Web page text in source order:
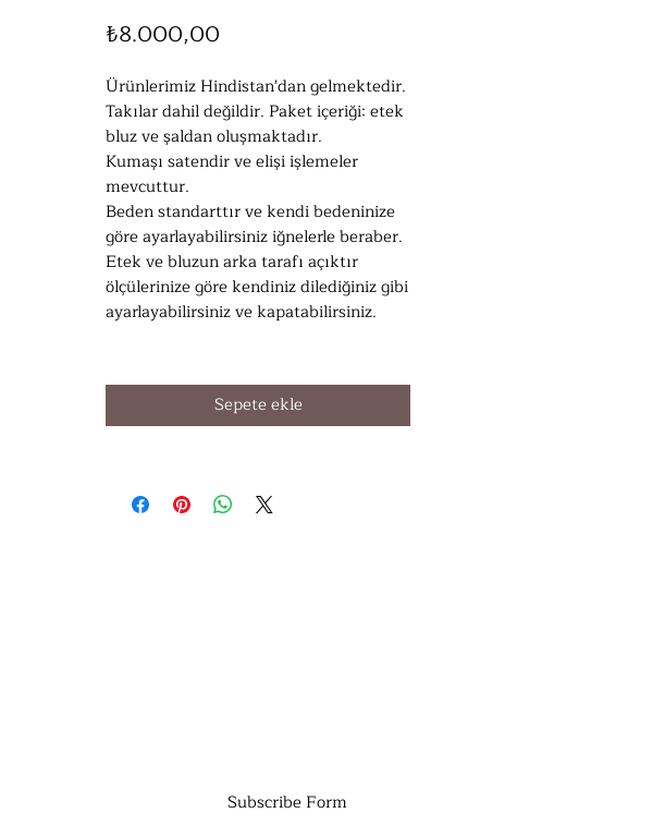
₺8.000,00
Ürünlerimiz Hindistan'dan gelmektedir.
Takılar dahil değildir. Paket içeriği: etek
bluz ve şaldan oluşmaktadır.
Kumaşı satendir ve elişi işlemeler
mevcuttur.
Beden standarttır ve kendi bedeninize
göre ayarlayabilirsiniz iğnelerle beraber.
Etek ve bluzun arka tarafı açıktır
ölçülerinize göre kendiniz dilediğiniz gibi
ayarlayabilirsiniz ve kapatabilirsiniz.
Sepete ekle
Subscribe Form